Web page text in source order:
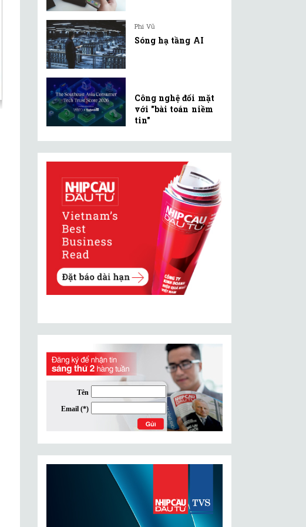
Phi Vũ
Sóng hạ tầng AI
Công nghệ đối mặt
với "bài toán niềm
tin"